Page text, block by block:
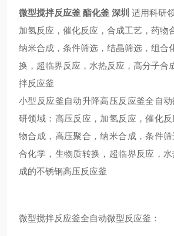
微型搅拌反应釜 酯化釜 深圳 适用科研
加氢反应，催化反应，合成工艺，药物
纳米合成，条件筛选，结晶筛选，组合
换，超临界反应，水热反应，高分子合
拌反应釜
小型反应釜自动升降高压反应釜全自
研领域：高压反应，加氢反应，催化
物合成，高压聚合，纳米合成，条件
合化学，生物质转换，超临界反应，
成的不锈钢高压反应釜
微型搅拌反应釜全自动微型反应釜 ：